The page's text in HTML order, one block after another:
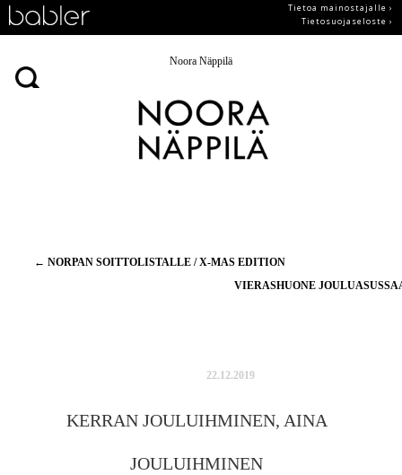
Tietoa mainostajalle ›
Tietosuojaseloste ›
Noora Näppilä
Artikkelien
← NORPAN SOITTOLISTALLE / X-MAS EDITION
VIERASHUONE
22.12.2019
KERRAN JOULUIHMINEN, AINA
JOULUIHMINEN